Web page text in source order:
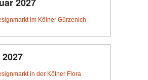
im Kölner Gürzenich
in der Kölner Flora